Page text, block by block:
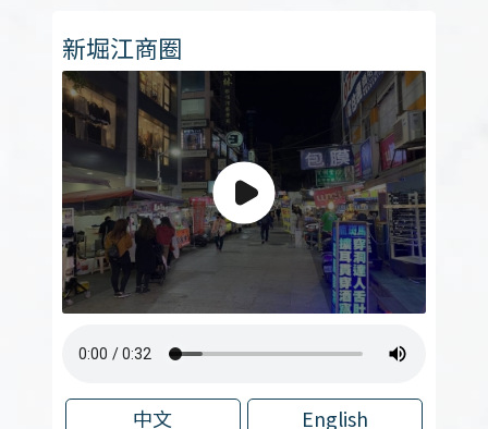
新堀江商圈
中文 English